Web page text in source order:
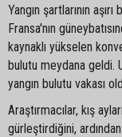
Yangın şartlarının
Fransa'nın
kaynaklı yükselen
bulutu meydana geldi.
yangın bulutu vakası
Araştırmacılar, kış
gürleştirdiğini,